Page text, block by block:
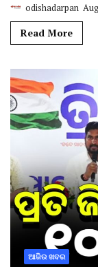
odishadarpan
Read More
ଆଜିର ଖବର